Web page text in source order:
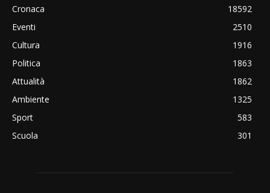
Cronaca
18592
Eventi
2510
Cultura
1916
Politica
1863
Attualità
1862
Ambiente
1325
Sport
583
Scuola
301